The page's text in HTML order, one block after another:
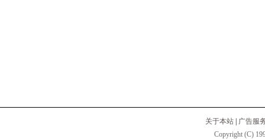
关于本站
广告服
Copyright (C)